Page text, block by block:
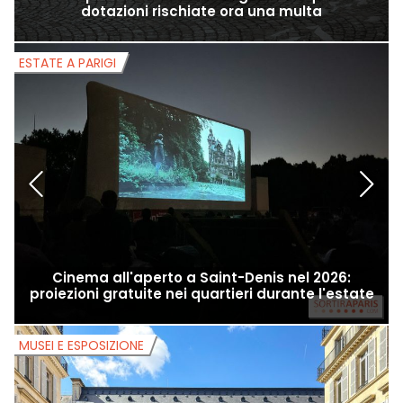
dotazioni rischiate ora una multa
Cinema all'aperto a Saint-Denis nel 2026:
proiezioni gratuite nei quartieri durante l'estate
ESTATE A PARIGI
MUSEI E ESPOSIZIONE